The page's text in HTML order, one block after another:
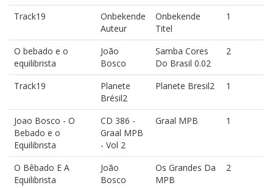
Track19
Onbekende
Auteur
Onbekende
Titel
1
O bebado e o
equilibrista
João
Bosco
Samba Cores
Do Brasil 0.02
2
Track19
Planete
Brésil2
Planete Bresil2 1
Joao Bosco - O
Bebado e o
Equilibrista
CD 386 -
Graal MPB
- Vol 2
Graal MPB 1
O Bêbado E A
Equilibrista
João
Bosco
Os Grandes Da
MPB
2